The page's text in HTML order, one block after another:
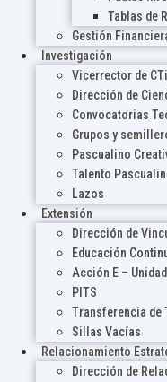
Tablas de
Gestión
Investigación
Vicerrector de
Dirección de
Convocatorias
Grupos y
Pascualino
Talento
Lazos
Extensión
Dirección de
Educación
Acción E –
PITS
Transferencia de
Sillas Vacías
Relacionamiento
Dirección de